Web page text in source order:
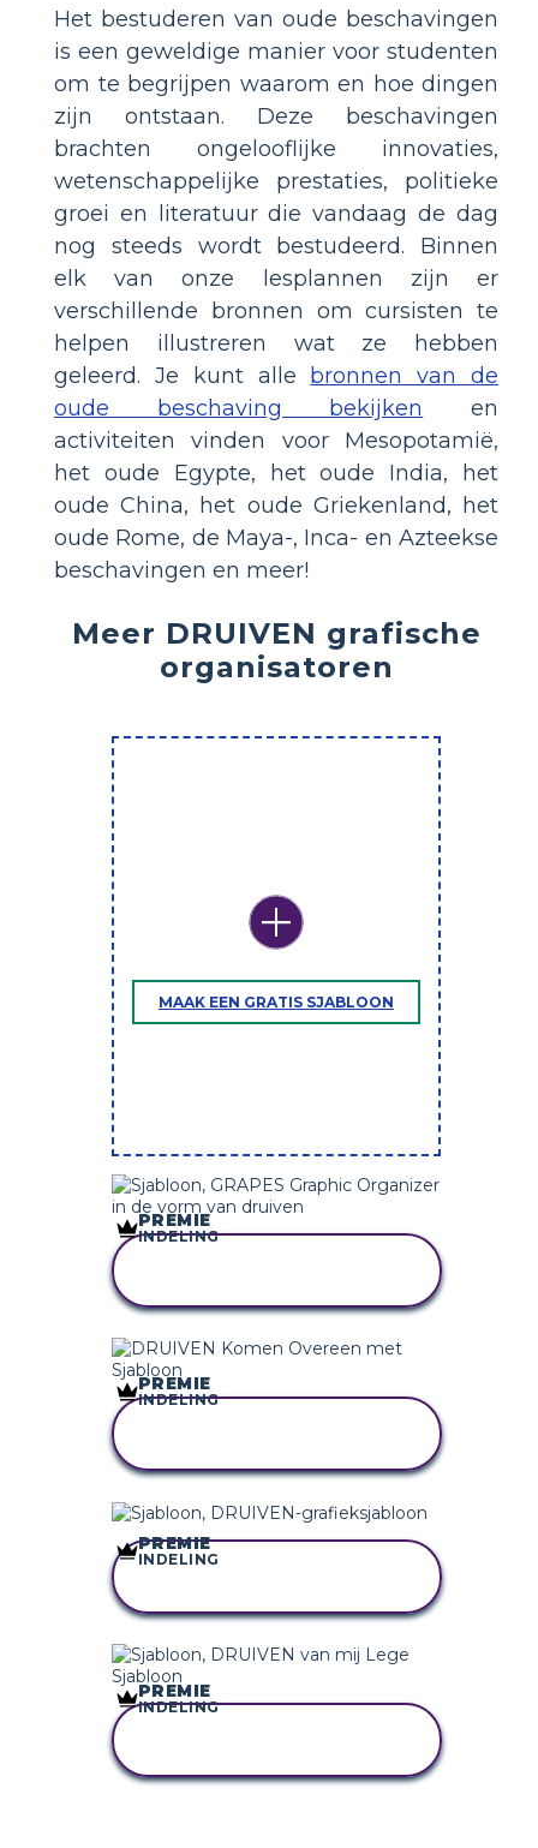
Het bestuderen van oude beschavingen
is een geweldige manier voor studenten
om te begrijpen waarom en hoe dingen
zijn ontstaan. Deze beschavingen
brachten ongelooflijke innovaties,
wetenschappelijke prestaties, politieke
groei en literatuur die vandaag de dag
nog steeds wordt bestudeerd. Binnen
elk van onze lesplannen zijn er
verschillende bronnen om cursisten te
helpen illustreren wat ze hebben
geleerd. Je kunt alle bronnen van de
oude beschaving bekijken
en
activiteiten vinden voor Mesopotamië,
het oude Egypte, het oude India, het
oude China, het oude Griekenland, het
oude Rome, de Maya-, Inca- en Azteekse
beschavingen en meer!
Meer DRUIVEN grafische
organisatoren
MAAK EEN GRATIS SJABLOON
PREMIE
INDELING
PREMIE
INDELING
KOPIEER DIT
PREMIE
INDELING
PREMIE
INDELING